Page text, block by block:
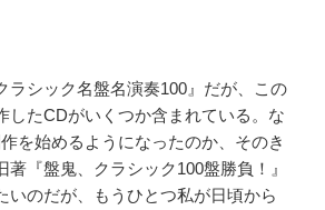
シック名盤名演奏100』だが、この
したCDがいくつか含まれている。な
を始めるようになったのか、そのき
著『盤鬼、クラシック100盤勝負！』
いのだが、もうひとつ私が日頃から